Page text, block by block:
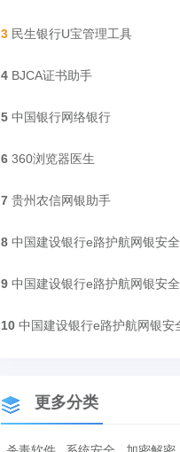
3 民生银行U宝管理工具
4 BJCA证书助手
5 中国银行网络银行
6 360浏览器医生
7 贵州农信网银助手
8 中国建设银行e路护航网银安
9 中国建设银行e路护航网银安
10 中国建设银行e路护航网银安
更多分类